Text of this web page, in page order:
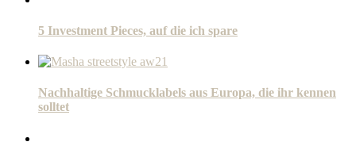
5 Investment Pieces, auf die ich spare
Nachhaltige Schmucklabels aus Europa, die ihr kennen
solltet